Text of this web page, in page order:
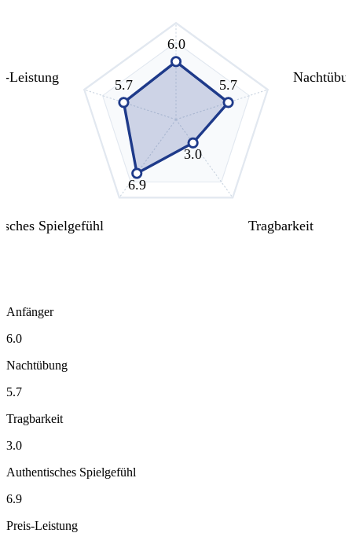
6.0
5.7
3.0
6.9
5.7
Tragbarkeit
Spielgefühl
Leistung
Anfänger
6.0
Nachtübung
5.7
Tragbarkeit
3.0
Authentisches Spielgefühl
6.9
Preis-Leistung